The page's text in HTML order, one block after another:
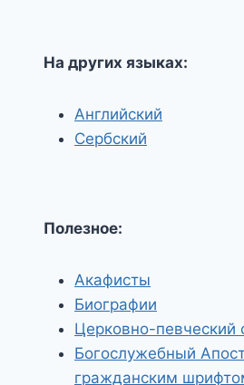
На других языках:
Английский
Сербский
Полезное:
Акафисты
Биографии
Церковно-певческий
Богослужебный
гражданским